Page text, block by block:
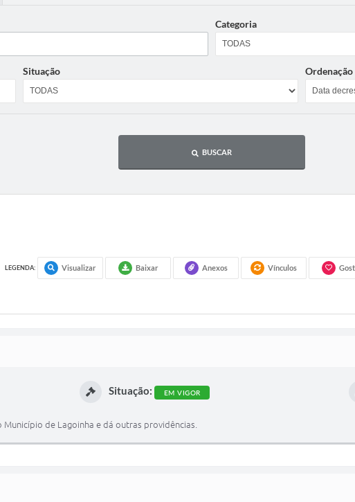
Categoria
Situação Ordenação
BUSCAR
LEGENDA: Visualizar Baixar Anexos Vínculos
Situação: EM VIGOR
de Lagoinha e dá outras providências.